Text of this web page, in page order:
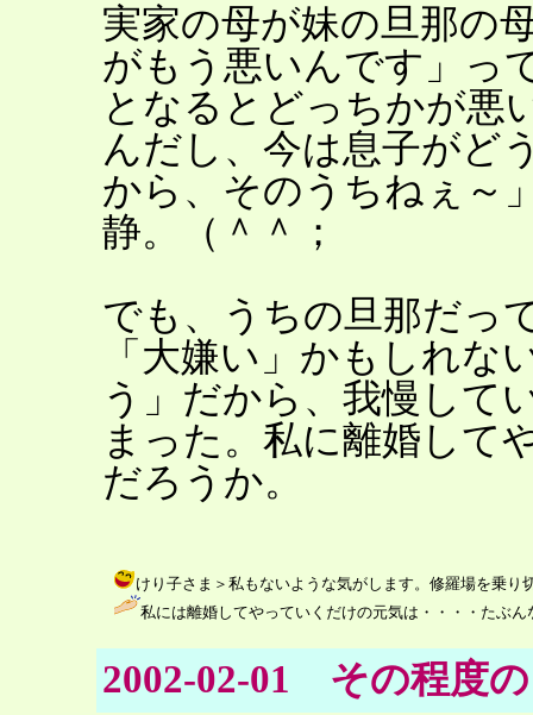
実家の母が妹の旦那の
がもう悪いんです」っ
となるとどっちかが悪
んだし、今は息子がど
から、そのうちねぇ～
静。（＾＾；
でも、うちの旦那だっ
「大嫌い」かもしれな
う」だから、我慢して
まった。私に離婚して
だろうか。
けり子さま＞私もないような気がします。修羅場を乗り
私には離婚してやっていくだけの元気は・・・・たぶ
2002-02-01 その程度